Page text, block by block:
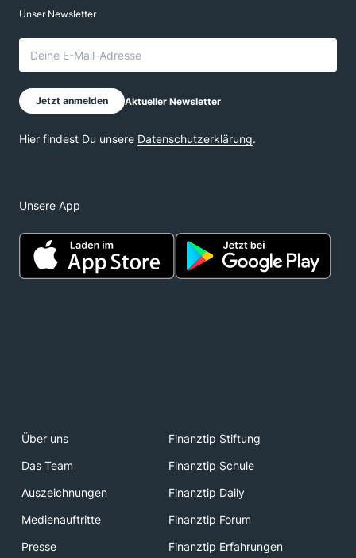
Unsere App
Über uns
Finanztip Stiftung
Das Team
Finanztip Schule
Auszeichnungen
Finanztip Daily
Medienauftritte
Finanztip Forum
Presse
Finanztip Erfahrungen